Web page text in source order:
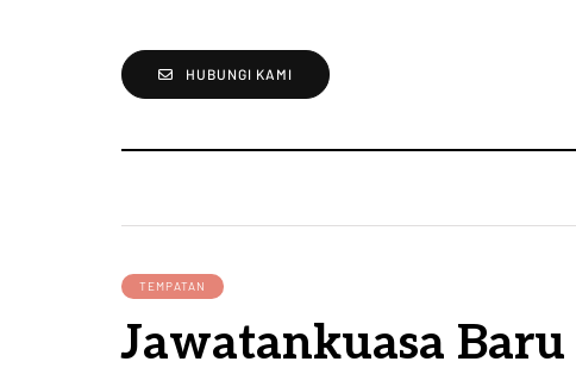
HUBUNGI KAMI
TEMPATAN
Jawatankuasa Baru